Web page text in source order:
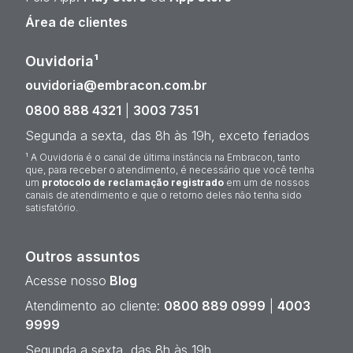
Área de clientes
Ouvidoria¹
ouvidoria@embracon.com.br
0800 888 4321
3003 7351
Segunda a sexta, das 8h às 19h, exceto feriados
¹ A Ouvidoria é o canal de última instância na Embracon, tanto
que, para receber o atendimento, é necessário que você tenha
um protocolo de reclamação registrado em um de nossos
canais de atendimento e que o retorno deles não tenha sido
satisfatório.
Outros assuntos
Acesse nosso Blog
Atendimento ao cliente: 0800 889 0999
4003
9999
Segunda a sexta, das 8h às 19h